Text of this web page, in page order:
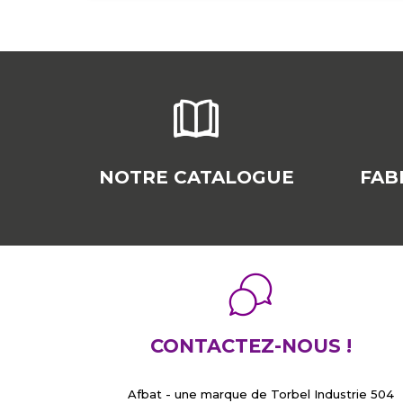
NOTRE CATALOGUE
CONTACTEZ-NOUS !
Afbat - une marque de Torbel Industrie 504